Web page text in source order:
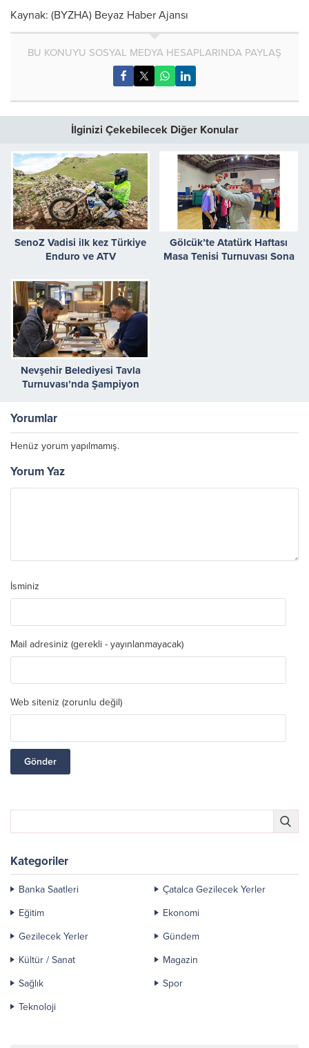
Kaynak: (BYZHA) Beyaz Haber Ajansı
BU KONUYU SOSYAL MEDYA HESAPLARINDA PAYLAŞ
İlginizi Çekebilecek Diğer Konular
SenoZ Vadisi ilk kez Türkiye
Enduro ve ATV
yapacak
Gölcük’te Atatürk Haftası
Masa Tenisi Turnuvası Sona
Nevşehir Belediyesi Tavla
Turnuvası’nda Şampiyon
Yorumlar
Henüz yorum yapılmamış.
Yorum Yaz
İsminiz
Mail adresiniz (gerekli - yayınlanmayacak)
Web siteniz (zorunlu değil)
Kategoriler
Banka Saatleri
Çatalca Gezilecek Yerler
Eğitim
Ekonomi
Gezilecek Yerler
Gündem
Kültür / Sanat
Magazin
Sağlık
Spor
Teknoloji